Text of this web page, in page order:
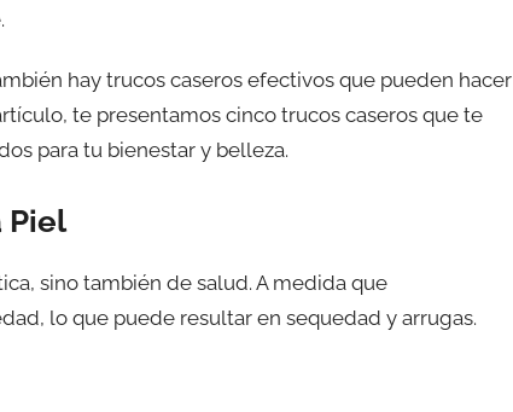
hay trucos caseros efectivos que pueden hacer
te presentamos cinco trucos caseros que te
para tu bienestar y belleza.
Piel
sino también de salud. A medida que
lo que puede resultar en sequedad y arrugas.